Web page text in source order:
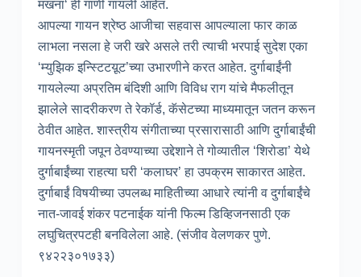
मखना‘ ही गाणी गायली आहेत.
आपल्या गायन श्रेष्ठ आजीचा सहवास आपल्याला फार काळ
लाभला नसला हे जरी खरे असले तरी त्याची भरपाई सुदेश एका
‘म्युझिक इन्स्टिटय़ूट’च्या उभारणीने करत आहेत. दुर्गाबाईंनी
गायलेल्या अप्रतिम बंदिशी आणि विविध राग यांचे मैफलीतून
झालेले सादरीकरण ते रेकॉर्ड, कॅसेटच्या माध्यमातून जतन करून
ठेवीत आहेत. शास्त्रीय संगीताच्या प्रसारासाठी आणि दुर्गाबाईंची
गायनस्मृती जपून ठेवण्याच्या उद्देशाने ते गोव्यातील ‘शिरोडा’ येथे
दुर्गाबाईंच्या राहत्या घरी ‘कलाघर’ हा उपक्रम साकारत आहेत.
दुर्गाबाईं विषयीच्या उपलब्ध माहितीच्या आधारे त्यांनी व दुर्गाबाईंचे
नात-जावई शंकर पटनाईक यांनी फिल्म डिव्हिजनसाठी एक
लघुचित्रपटही बनविलेला आहे. (संजीव वेलणकर पुणे.
९४२२३०१७३३)